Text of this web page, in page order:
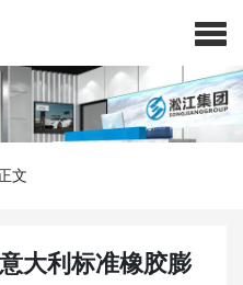
文
大利标准橡胶膨